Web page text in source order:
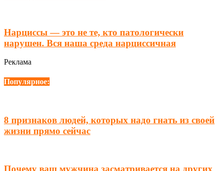
Нарциссы — это не те, кто патологически
нарушен. Вся наша среда нарциссичная
Реклама
Популярное:
8 признаков людей, которых надо гнать из своей
жизни прямо сейчас
Почему ваш мужчина засматривается на других